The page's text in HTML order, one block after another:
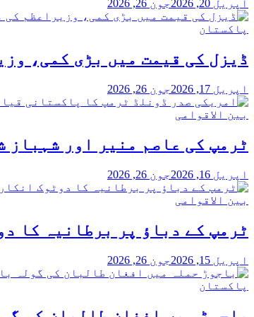
اپریل 20, 2026 جون 26, 2026
پاکستان
ڈیزل کی قیمت میں بڑی کمی،
اپریل 17, 2026 جون 26, 2026
بین الاقوامی
ٹرمپ کی عاصم منیر اور
اپریل 16, 2026 جون 26, 2026
بین الاقوامی
ٹرمپ کے دباؤ پر برطانیہ کا
اپریل 15, 2026 جون 26, 2026
پاکستان